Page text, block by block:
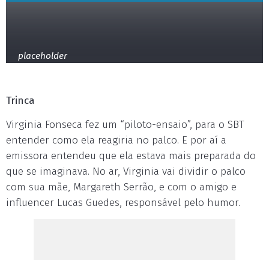
placeholder
Trinca
Virginia Fonseca fez um “piloto-ensaio”, para o SBT
entender como ela reagiria no palco. E por aí a
emissora entendeu que ela estava mais preparada do
que se imaginava. No ar, Virginia vai dividir o palco
com sua mãe, Margareth Serrão, e com o amigo e
influencer Lucas Guedes, responsável pelo humor.